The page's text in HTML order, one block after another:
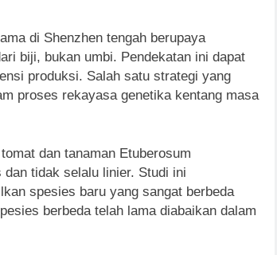
di Shenzhen tengah berupaya
biji, bukan umbi. Pendekatan ini dapat
produksi. Salah satu strategi yang
proses rekayasa genetika kentang masa
dan tanaman Etuberosum
tidak selalu linier. Studi ini
spesies baru yang sangat berbeda
berbeda telah lama diabaikan dalam